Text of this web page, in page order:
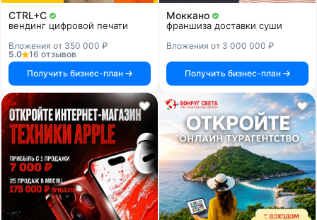
CTRL+C
вендинг цифровой печати
Вложения от 350 000 ₽
5.0
16 отзывов
Получить бизнес-план
Моккано
франшиза доставки суши
Вложения от 3 000 000 ₽
Получить бизнес-план